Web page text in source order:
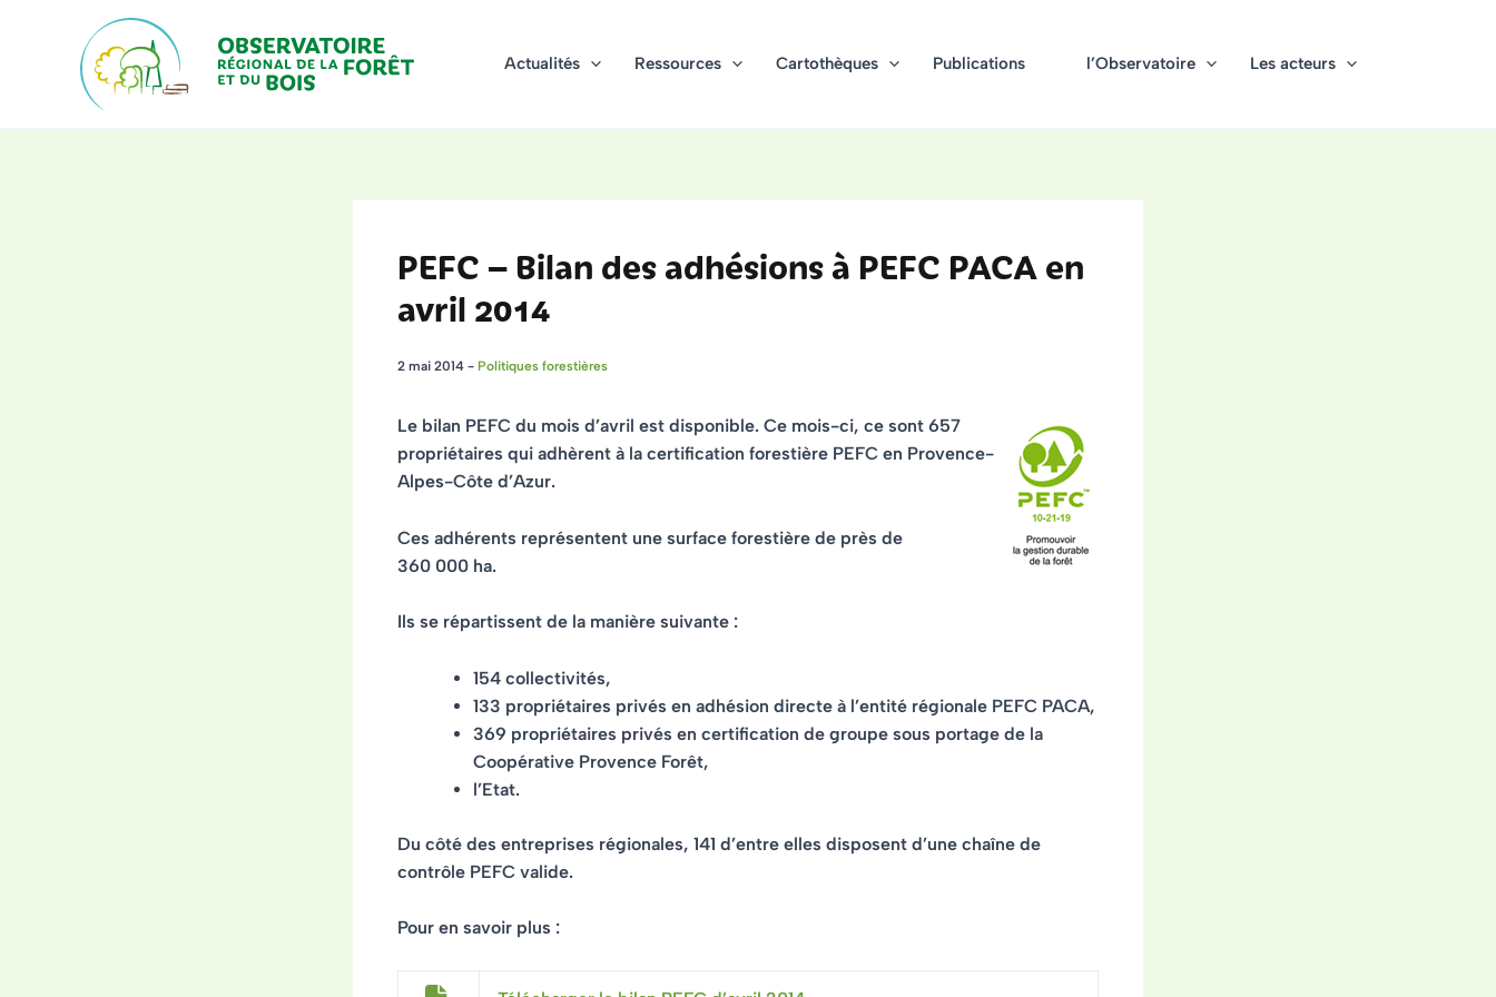
Actualités Ressources Cartothèques Publications l’Observatoire Les acteurs
PEFC – Bilan des adhésions à PEFC PACA en
avril 2014
2 mai 2014 - Politiques forestières
Le bilan PEFC du mois d’avril est disponible. Ce mois-ci, ce sont 657
propriétaires qui adhèrent à la certification forestière PEFC en Provence-
Alpes-Côte d’Azur.
Ces adhérents représentent une surface forestière de près de
360 000 ha.
Ils se répartissent de la manière suivante :
154 collectivités,
133 propriétaires privés en adhésion directe à l’entité régionale PEFC PACA,
369 propriétaires privés en certification de groupe sous portage de la
Coopérative Provence Forêt,
l’Etat.
Du côté des entreprises régionales, 141 d’entre elles disposent d’une chaîne de
contrôle PEFC valide.
Pour en savoir plus :